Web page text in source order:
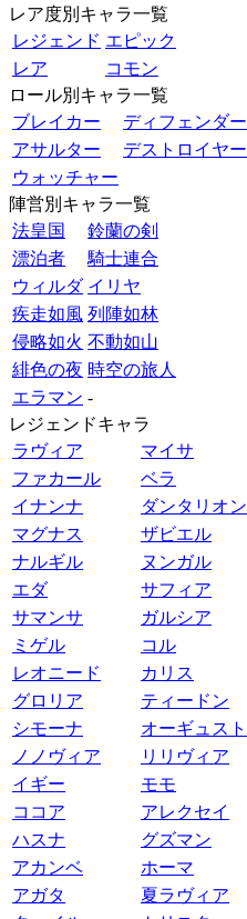
レア度別キャラ一覧
レジェンド エピック
レア
コモン
ロール別キャラ一覧
ブレイカー
ディフェンダー
アサルター
デストロイヤー
ウォッチャー
陣営別キャラ一覧
法皇国
鈴蘭の剣
漂泊者
騎士連合
ウィルダ イリヤ
疾走如風 列陣如林
侵略如火 不動如山
緋色の夜 時空の旅人
エラマン -
レジェンドキャラ
ラヴィア
マイサ
ファカール
ベラ
イナンナ
ダンタリオン
マグナス
ザビエル
ナルギル
ヌンガル
エダ
サフィア
サマンサ
ガルシア
ミゲル
コル
レオニード
カリス
グロリア
ティードン
シモーナ
オーギュスト
ノノヴィア
リリヴィア
イギー
モモ
ココア
アレクセイ
ハスナ
グズマン
アカンベ
ホーマ
アガタ
夏ラヴィア